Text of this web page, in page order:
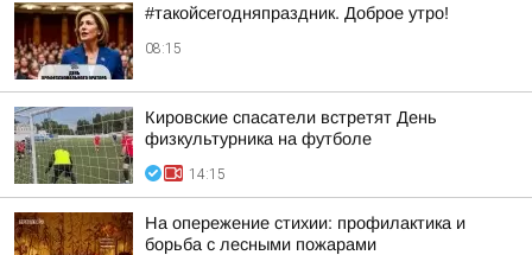
#такойсегодняпраздник. Доброе утро!
08:15
Кировские спасатели встретят День
физкультурника на футболе
14:15
На опережение стихии: профилактика и
борьба с лесными пожарами